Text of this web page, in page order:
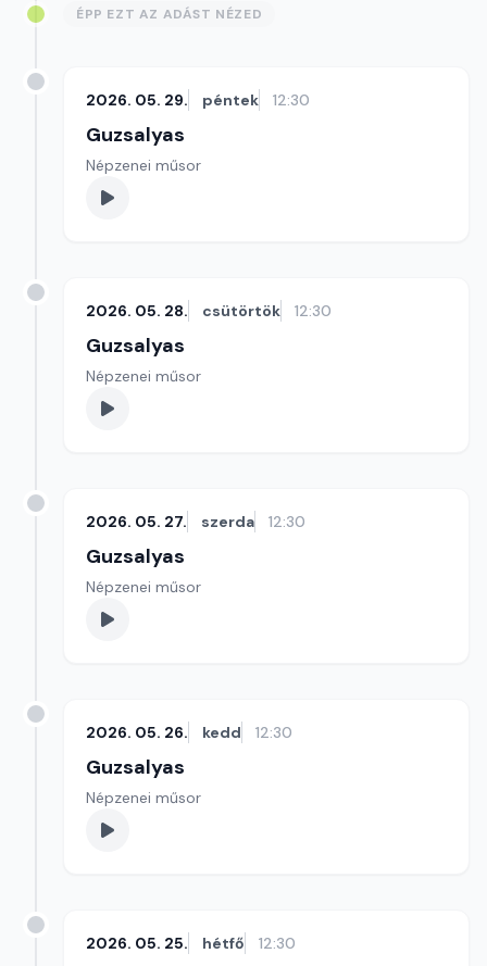
ÉPP EZT AZ ADÁST NÉZED
2026. 05. 29. péntek 12:30
Guzsalyas
Népzenei műsor
2026. 05. 28. csütörtök 12:30
Guzsalyas
Népzenei műsor
2026. 05. 27. szerda 12:30
Guzsalyas
Népzenei műsor
2026. 05. 26. kedd 12:30
Guzsalyas
Népzenei műsor
2026. 05. 25. hétfő 12:30